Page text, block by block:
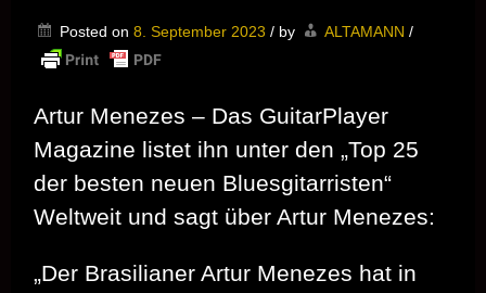
Posted on 8. September 2023 / by ALTAMANN /
Artur Menezes – Das GuitarPlayer
Magazine listet ihn unter den „Top 25
der besten neuen Bluesgitarristen“
Weltweit und sagt über Artur Menezes:
„Der Brasilianer Artur Menezes hat in